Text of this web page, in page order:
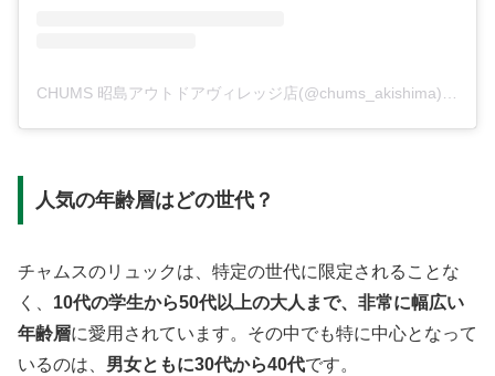
人気の年齢層はどの世代？
チャムスのリュックは、特定の世代に限定されることな
く、 10代の学生から50代以上の大人まで、非常に幅広い
年齢層に愛用されています。その中でも特に中心となって
いるのは、 男女ともに30代から40代です。